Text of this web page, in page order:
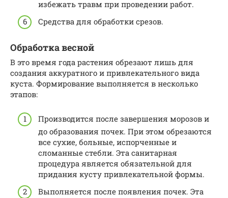
избежать травм при проведении работ.
Средства для обработки срезов.
Обработка весной
В это время года растения обрезают лишь для
создания аккуратного и привлекательного вида
куста. Формирование выполняется в несколько
этапов:
Производится после завершения морозов и
до образования почек. При этом обрезаются
все сухие, больные, испорченные и
сломанные стебли. Эта санитарная
процедура является обязательной для
придания кусту привлекательной формы.
Выполняется после появления почек. Эта